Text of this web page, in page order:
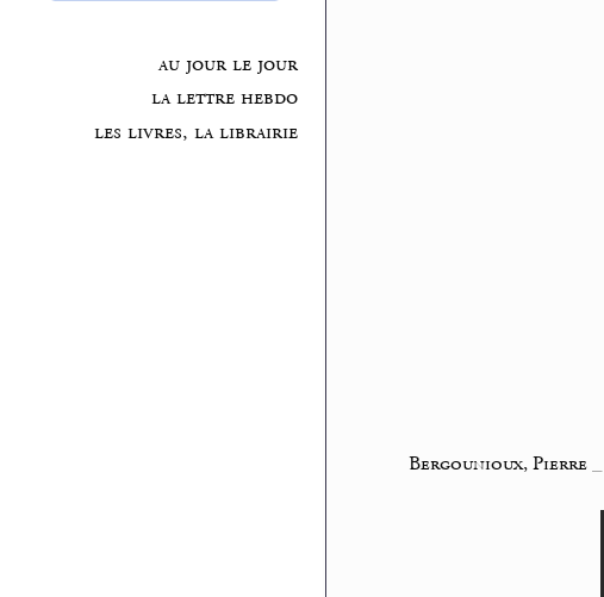
au jour le jour
la lettre hebdo
les livres, la librairie
Bergounioux, Pierre